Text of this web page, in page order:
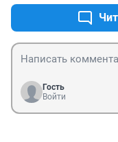
Гость
Войти